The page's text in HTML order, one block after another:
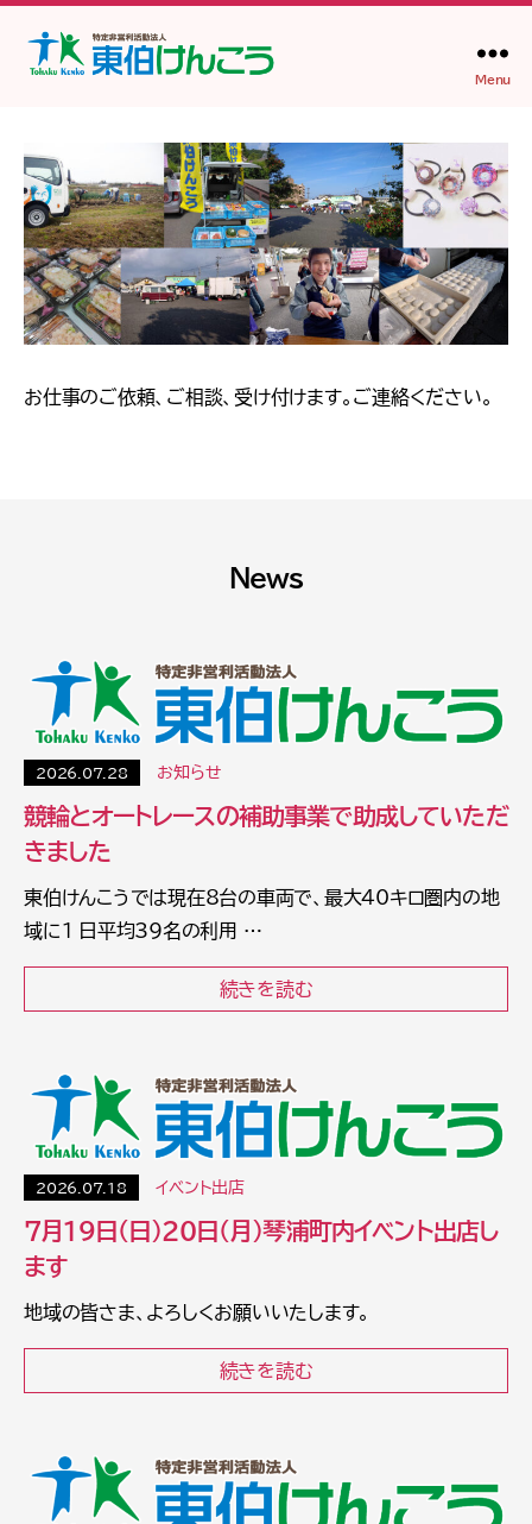
東
伯
け
ん
こ
う
Menu
お仕事のご依頼、ご相談、受け付けます。ご連絡ください。
News
2026.07.28 お知らせ
競輪とオートレースの補助事業で助成していただ
きました
東伯けんこうでは現在8台の車両で、最大40キロ圏内の地
域に1 日平均39名の利用 …
続きを読む
2026.07.18 イベント出店
7月19日（日）20日（月）琴浦町内イベント出店し
ます
地域の皆さま、よろしくお願いいたします。
続きを読む